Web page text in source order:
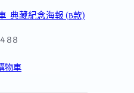
_典藏紀念海報 (B款)
物車